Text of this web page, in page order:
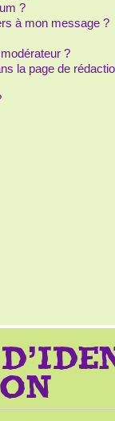
?
à mon message ?
?
la page de